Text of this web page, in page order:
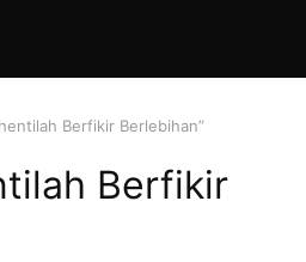
Berfikir Berlebihan”
Berfikir